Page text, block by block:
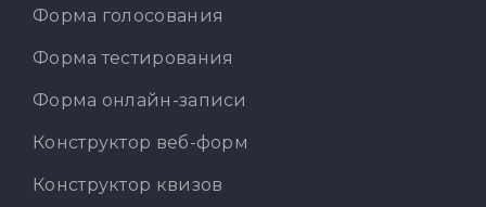
Форма голосования
Форма тестирования
Форма онлайн-записи
Конструктор веб-форм
Конструктор квизов